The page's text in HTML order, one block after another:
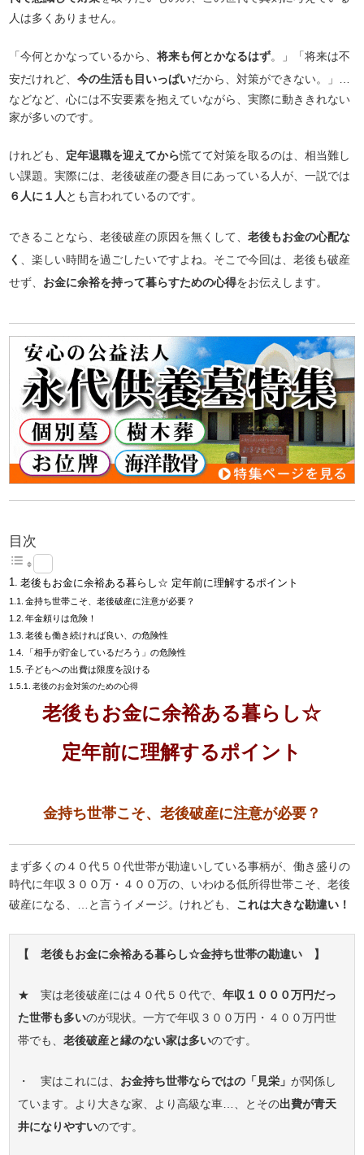
人は多くありません。
「今何とかなっているから、将来も何とかなるはず。」「将来は不
安だけれど、今の生活も目いっぱいだから、対策ができない。」…
などなど、心には不安要素を抱えていながら、実際に動ききれない
家が多いのです。
けれども、 定年退職を迎えてから慌てて対策を取るのは、相当難し
い課題。実際には、老後破産の憂き目にあっている人が、一説では
６人に１人 とも言われているのです。
できることなら、老後破産の原因を無くして、老後もお金の心配な
く
、楽しい時間を過ごしたいですよね。そこで今回は、老後も破産
せず、 お金に余裕を持って暮らすための心得をお伝えします。
目次
老後もお金に余裕ある暮らし☆ 定年前に理解するポイント
金持ち世帯こそ、老後破産に注意が必要？
年金頼りは危険！
老後も働き続ければ良い、の危険性
「相手が貯金しているだろう」の危険性
子どもへの出費は限度を設ける
老後のお金対策のための心得
老後もお金に余裕ある暮らし☆
定年前に理解するポイント
金持ち世帯こそ、老後破産に注意が必要？
まず多くの４０代５０代世帯が勘違いしている事柄が、働き盛りの
時代に年収３００万・４００万の、いわゆる低所得世帯こそ、老後
破産になる、…と言うイメージ。けれども、 これは大きな勘違い！
【 老後もお金に余裕ある暮らし☆金持ち世帯の勘違い 】
★ 実は老後破産には４０代５０代で、年収１０００万円だっ
た世帯も多いのが現状。一方で年収３００万円・４００万円世
帯でも、老後破産と縁のない家は多いのです。
・ 実はこれには、 お金持ち世帯ならではの「見栄」が関係し
ています。より大きな家、より高級な車…、とその出費が青天
井になりやすいのです。